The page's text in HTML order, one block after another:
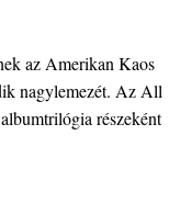
az Amerikan Kaos
nagylemezét. Az All
részeként